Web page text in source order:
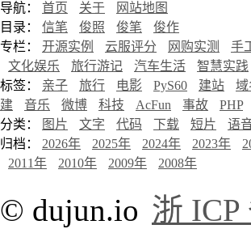
导航： 首页 关于
网站地图
目录： 信笔 俊照 俊笔
俊作
专栏： 开源实例 云服评分 网购实测 手
文化娱乐
旅行游记 汽车生活 智慧实践
标签： 亲子 旅行 电影 PyS60 建站 域
建
音乐 微博 科技 AcFun 事故 PHP
分类：
图片 文字 代码 下载 短片
语
归档： 2026年 2025年 2024年 2023年
2011年
2010年 2009年 2008年
© dujun.io 浙 ICP